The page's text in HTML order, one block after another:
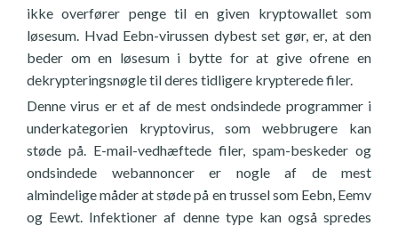
ikke overfører penge til en given kryptowallet som
løsesum. Hvad Eebn-virussen dybest set gør, er, at den
beder om en løsesum i bytte for at give ofrene en
dekrypteringsnøgle til deres tidligere krypterede filer.
Denne virus er et af de mest ondsindede programmer i
underkategorien kryptovirus, som webbrugere kan
støde på. E-mail-vedhæftede filer, spam-beskeder og
ondsindede webannoncer er nogle af de mest
almindelige måder at støde på en trussel som Eebn, Eemv
og Eewt. Infektioner af denne type kan også spredes